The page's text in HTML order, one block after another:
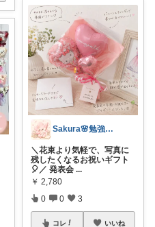
Sakura🌸勉強と暮らし愛用品
＼花束より気軽で、写真に
残したくなるお祝いギフト
🎈／ 発表会 ...
￥ 2,780
0 0 3
コレ いいね